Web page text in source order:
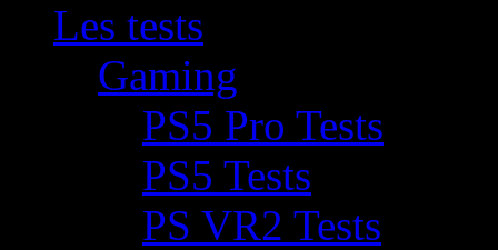
Les tests
Gaming
PS5 Pro Tests
PS5 Tests
PS VR2 Tests